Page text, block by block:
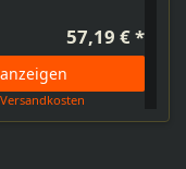
57,19 € *
Versandkosten